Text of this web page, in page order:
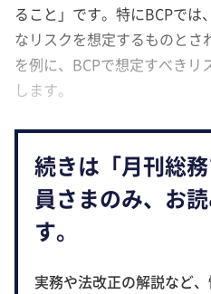
ること」です。特にBCPで
なリスクを想定するものと
を例に、BCPで想定すべき
します。
続きは「月刊総
員さまのみ、お
す。
実務や法改正の解説など